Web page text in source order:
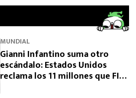
MUNDIAL
Gianni Infantino suma otro
escándalo: Estados Unidos
reclama los 11 millones que FIFA